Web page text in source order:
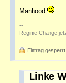
Manhood
--
Regime Change
Eintrag gesperrt
Linke